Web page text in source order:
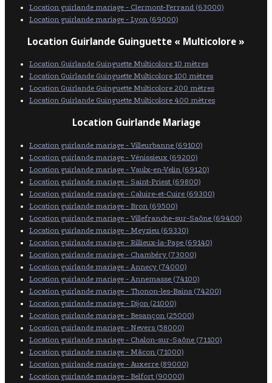
Location guirlande mariage - Clermont-Ferrand (63000)
Location guirlande mariage - Lyon (69000)
Location Guirlande Guinguette « Multicolore »
Location Guirlande Guinguette Multicolore 10 mètres
Location Guirlande Guinguette Multicolore 100 mètres
Location Guirlande Guinguette Multicolore 200 mètres
Location Guirlande Guinguette Multicolore 400 mètres
Location Guirlande Mariage
Location guirlande mariage - Villeurbanne (69100)
Location guirlande mariage - Vénissieux (69200)
Location guirlande mariage - Vaulx-en-Velin (69120)
Location guirlande mariage - Saint-Priest (69800)
Location guirlande mariage - Caluire-et-Cuire (69300)
Location guirlande mariage - Bron (69500)
Location guirlande mariage - Villefranche-sur-Saône (69400)
Location guirlande mariage - Meyzieu (69330)
Location guirlande mariage - Rillieux-la-Pape (69140)
Location guirlande mariage - Chambéry (73000)
Location guirlande mariage - Annecy (74000)
Location guirlande mariage - Annemasse (74100)
Location guirlande mariage - Thonon-les-Bains (74200)
Location guirlande mariage - Dijon (21000)
Location guirlande mariage - Besançon (25000)
Location guirlande mariage - Nevers (58000)
Location guirlande mariage - Chalon-sur-Saône (71100)
Location guirlande mariage - Mâcon (71000)
Location guirlande mariage - Auxerre (89000)
Location guirlande mariage - Belfort (90000)